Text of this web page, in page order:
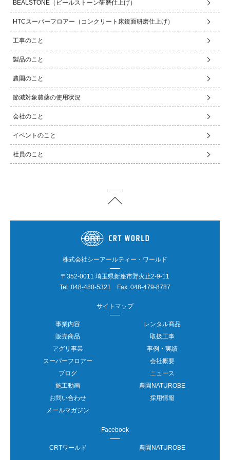
BEALSTONE（ビールストーン研磨仕上げ）
HTCスーパーフロアー（コンクリート床鏡面研磨仕上げ）
工事のこと
製品のこと
農園のこと
節減対象農薬の使用状況
会社のこと
イベントのこと
社員のこと
株式会社シーアールティー・ワールド
〒352-0011 埼玉県新座市野火止2-9-11
Tel. 048-480-5321 Fax. 048-479-8787
サイトマップ
事業内容
レンタル商品
販売商品
取扱工事
アグリ事業
事例・実績
スーパーフロアー
会社概要
ブログ
ニュース
施工動画
農園NATUROBE
お問い合わせ
採用情報
メールマガジン
Facebook
CRTワールド 農園NATUROBE